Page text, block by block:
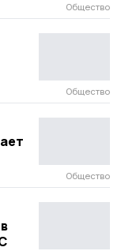
Общество
Общество
Общество